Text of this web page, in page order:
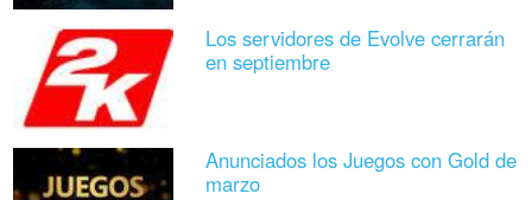
Los servidores de Evolve cerrarán
en septiembre
Anunciados los Juegos con Gold de
marzo